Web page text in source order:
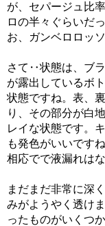
が、セパージュ比
ロの半々ぐらいだ
お、ガンベロロッ
さて‥状態は、ブ
が露出しているボ
状態ですね。表、
り、その部分が白
レイな状態です。
も発色がいいです
相応でで液漏れは
まだまだ非常に深
みがようやく透け
ったものがいくつ